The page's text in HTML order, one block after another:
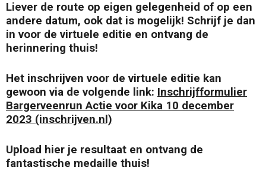
Liever de route op eigen gelegenheid of op een
andere datum, ook dat is mogelijk! Schrijf je dan
in voor de virtuele editie en ontvang de
herinnering thuis!
Het inschrijven voor de virtuele editie kan
gewoon via de volgende link: Inschrijfformulier
Bargerveenrun Actie voor Kika 10 december
2023 (inschrijven.nl)
Upload hier je resultaat en ontvang de
fantastische medaille thuis!